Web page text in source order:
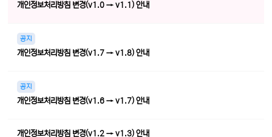
개인정보처리방침 변경(v1.0 → v1.1) 안내
공지
개인정보처리방침 변경(v1.7 → v1.8) 안내
공지
개인정보처리방침 변경(v1.6 → v1.7) 안내
개인정보처리방침 변경(v1.2 → v1.3) 안내